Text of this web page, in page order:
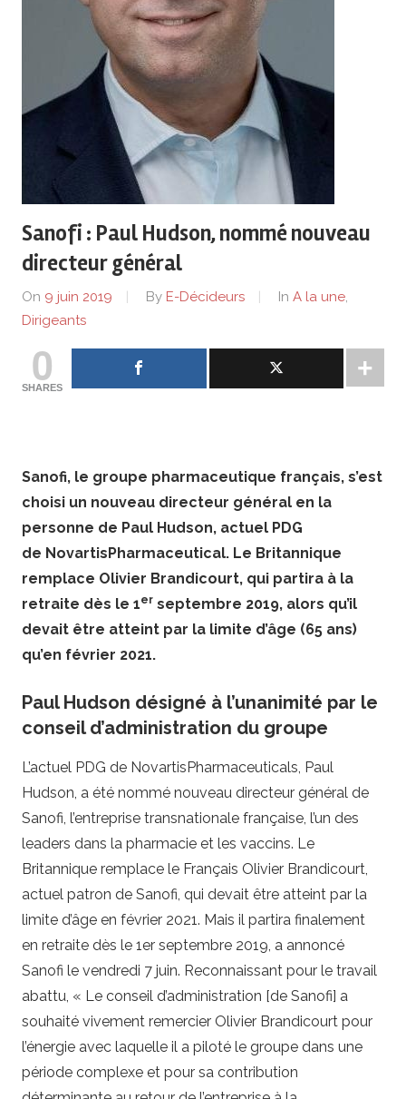
lentreprise
et
ses
dirigeants
Sanofi : Paul Hudson, nommé nouveau
directeur général
On 9 juin 2019 By E-Décideurs In A la une,
Dirigeants
0
SHARES
Sanofi, le groupe pharmaceutique français, s’est
choisi un nouveau directeur général en la
personne de Paul Hudson, actuel PDG
de NovartisPharmaceutical. Le Britannique
remplace Olivier Brandicourt, qui partira à la
retraite dès le 1er septembre 2019, alors qu’il
devait être atteint par la limite d’âge (65 ans)
qu’en février 2021.
Paul Hudson désigné à l’unanimité par le
conseil d’administration du groupe
L’actuel PDG de NovartisPharmaceuticals, Paul
Hudson, a été nommé nouveau directeur général de
Sanofi, l’entreprise transnationale française, l’un des
leaders dans la pharmacie et les vaccins. Le
Britannique remplace le Français Olivier Brandicourt,
actuel patron de Sanofi, qui devait être atteint par la
limite d’âge en février 2021. Mais il partira finalement
en retraite dès le 1er septembre 2019, a annoncé
Sanofi le vendredi 7 juin. Reconnaissant pour le travail
abattu, « Le conseil d’administration [de Sanofi] a
souhaité vivement remercier Olivier Brandicourt pour
l’énergie avec laquelle il a piloté le groupe dans une
période complexe et pour sa contribution